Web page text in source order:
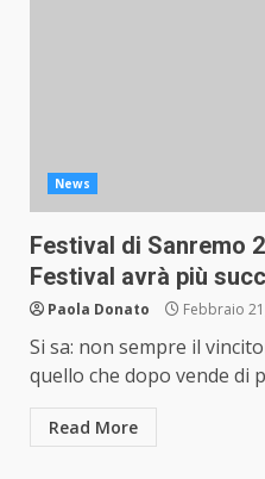
News
Festival di Sanremo
Festival avrà più
Paola Donato Febbraio
Si sa: non sempre il
quello che dopo vende di
Read More